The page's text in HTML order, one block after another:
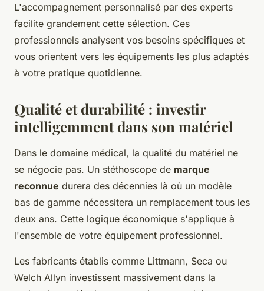
L'accompagnement personnalisé par des experts
facilite grandement cette sélection. Ces
professionnels analysent vos besoins spécifiques et
vous orientent vers les équipements les plus adaptés
à votre pratique quotidienne.
Qualité et durabilité : investir
intelligemment dans son matériel
Dans le domaine médical, la qualité du matériel ne
se négocie pas. Un stéthoscope de marque
reconnue durera des décennies là où un modèle
bas de gamme nécessitera un remplacement tous les
deux ans. Cette logique économique s'applique à
l'ensemble de votre équipement professionnel.
Les fabricants établis comme Littmann, Seca ou
Welch Allyn investissent massivement dans la